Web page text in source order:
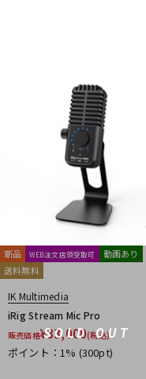
SOLD OUT
新品 WEB注文店頭受取可
動画あり
送料無料
IK Multimedia
iRig Stream Mic Pro
販売価格¥33,000(税込)
ポイント：1% (300pt)